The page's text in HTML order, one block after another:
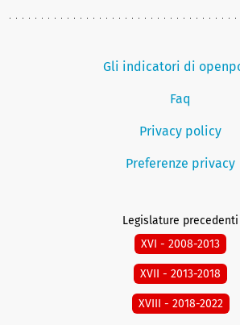
Gli indicatori di
Faq
Privacy policy
Preferenze privacy
Legislature precedenti
XVI - 2008-2013
XVII - 2013-2018
XVIII - 2018-2022